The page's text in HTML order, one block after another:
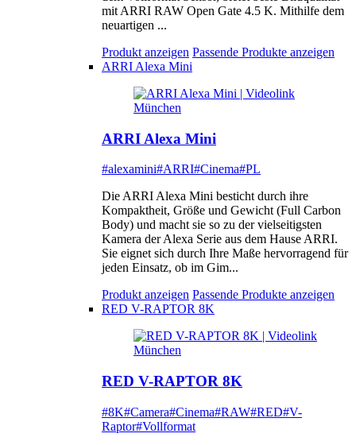
mit ARRI RAW Open Gate 4.5 K. Mithilfe dem
neuartigen ...
Produkt anzeigen Passende Produkte anzeigen
ARRI Alexa Mini
ARRI Alexa Mini
#alexamini#ARRI#Cinema#PL
Die ARRI Alexa Mini besticht durch ihre
Kompaktheit, Größe und Gewicht (Full Carbon
Body) und macht sie so zu der vielseitigsten
Kamera der Alexa Serie aus dem Hause ARRI.
Sie eignet sich durch Ihre Maße hervorragend für
jeden Einsatz, ob im Gim...
Produkt anzeigen Passende Produkte anzeigen
RED V-RAPTOR 8K
RED V-RAPTOR 8K
#8K#Camera#Cinema#RAW#RED#V-
Raptor#Vollformat